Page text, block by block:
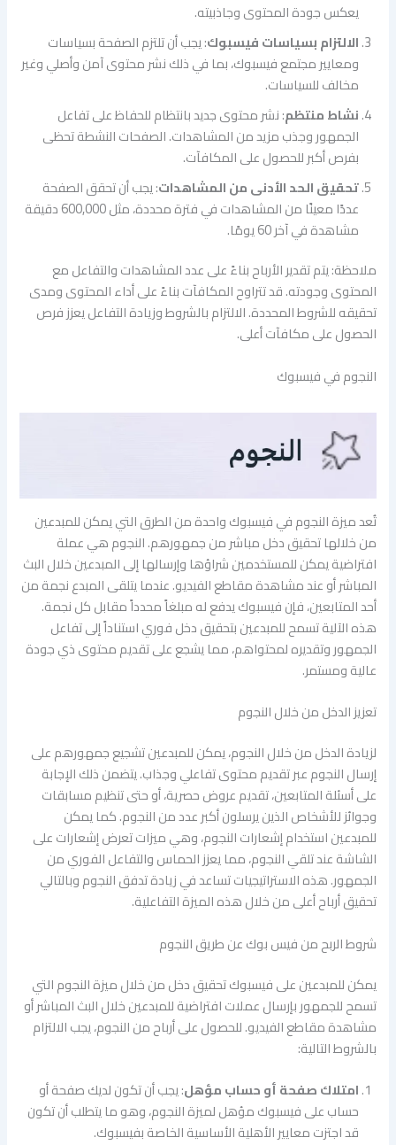
يعكس جودة المحتوى وجاذبيته.
الالتزام بسياسات فيسبوك: يجب أن تلتزم الصفحة بسياسات
ومعايير مجتمع فيسبوك، بما في ذلك نشر محتوى آمن وأصلي وغير
مخالف للسياسات.
نشاط منتظم: نشر محتوى جديد بانتظام للحفاظ على تفاعل
الجمهور وجذب مزيد من المشاهدات. الصفحات النشطة تحظى
بفرص أكبر للحصول على المكافآت.
تحقيق الحد الأدنى من المشاهدات: يجب أن تحقق الصفحة
عددًا معينًا من المشاهدات في فترة محددة، مثل 600,000 دقيقة
مشاهدة في آخر 60 يومًا.
ملاحظة: يتم تقدير الأرباح بناءً على عدد المشاهدات والتفاعل مع
المحتوى وجودته. قد تتراوح المكافآت بناءً على أداء المحتوى ومدى
تحقيقه للشروط المحددة. الالتزام بالشروط وزيادة التفاعل يعزز فرص
الحصول على مكافآت أعلى.
النجوم في فيسبوك
تُعد ميزة النجوم في فيسبوك واحدة من الطرق التي يمكن للمبدعين
من خلالها تحقيق دخل مباشر من جمهورهم. النجوم هي عملة
افتراضية يمكن للمستخدمين شراؤها وإرسالها إلى المبدعين خلال البث
المباشر أو عند مشاهدة مقاطع الفيديو. عندما يتلقى المبدع نجمة من
أحد المتابعين، فإن فيسبوك يدفع له مبلغاً محدداً مقابل كل نجمة.
هذه الآلية تسمح للمبدعين بتحقيق دخل فوري استناداً إلى تفاعل
الجمهور وتقديره لمحتواهم، مما يشجع على تقديم محتوى ذي جودة
عالية ومستمر.
تعزيز الدخل من خلال النجوم
لزيادة الدخل من خلال النجوم، يمكن للمبدعين تشجيع جمهورهم على
إرسال النجوم عبر تقديم محتوى تفاعلي وجذاب. يتضمن ذلك الإجابة
على أسئلة المتابعين، تقديم عروض حصرية، أو حتى تنظيم مسابقات
وجوائز للأشخاص الذين يرسلون أكبر عدد من النجوم. كما يمكن
للمبدعين استخدام إشعارات النجوم، وهي ميزات تعرض إشعارات على
الشاشة عند تلقي النجوم، مما يعزز الحماس والتفاعل الفوري من
الجمهور. هذه الاستراتيجيات تساعد في زيادة تدفق النجوم وبالتالي
تحقيق أرباح أعلى من خلال هذه الميزة التفاعلية.
شروط الربح من فيس بوك عن طريق النجوم
يمكن للمبدعين على فيسبوك تحقيق دخل من خلال ميزة النجوم التي
تسمح للجمهور بإرسال عملات افتراضية للمبدعين خلال البث المباشر أو
مشاهدة مقاطع الفيديو. للحصول على أرباح من النجوم، يجب الالتزام
بالشروط التالية:
امتلاك صفحة أو حساب مؤهل: يجب أن تكون لديك صفحة أو
حساب على فيسبوك مؤهل لميزة النجوم، وهو ما يتطلب أن تكون
قد اجتزت معايير الأهلية الأساسية الخاصة بفيسبوك.